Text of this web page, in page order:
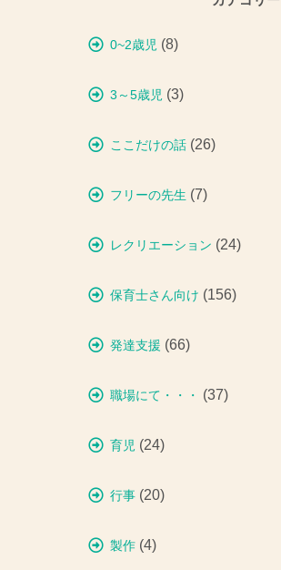
0~2歳児 (8)
3～5歳児 (3)
ここだけの話 (26)
フリーの先生 (7)
レクリエーション (24)
保育士さん向け (156)
発達支援 (66)
職場にて・・・ (37)
育児 (24)
行事 (20)
製作 (4)